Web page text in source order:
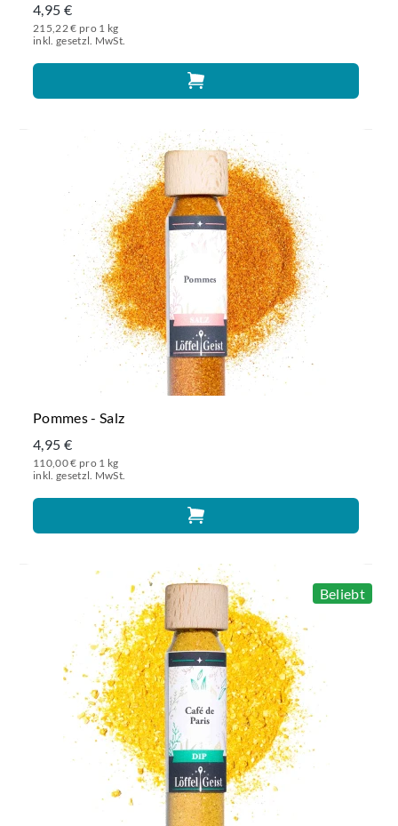
4,95 €
215,22 € pro 1 kg
inkl. gesetzl. MwSt.
Pommes - Salz
4,95 €
110,00 € pro 1 kg
inkl. gesetzl. MwSt.
Beliebt